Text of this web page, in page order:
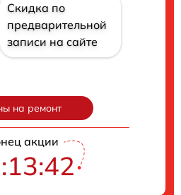
Скидка по
предварительной
записи на сайте
на ремонт
акции